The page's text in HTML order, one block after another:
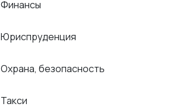
Финансы
Юриспруденция
Охрана, безопасность
Такси